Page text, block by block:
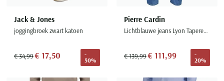
Jack & Jones
joggingbroek zwart katoen
€ 34,99€ 17,50
-
50%
Pierre Cardin
Lichtblauwe jeans Lyon Tapered denim
€ 139,99€ 111,99
-
20%